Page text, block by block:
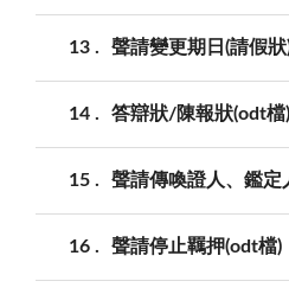
13 聲請變更期日(請假
14 答辯狀/陳報狀(odt檔)
15 聲請傳喚證人、鑑定
16 聲請停止羈押(odt檔)